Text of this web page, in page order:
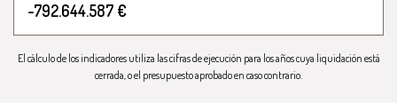
-792.644.587 €
El cálculo de los indicadores utiliza las cifras de ejecución para los años cuya liquidación está
cerrada, o el presupuesto aprobado en caso contrario.